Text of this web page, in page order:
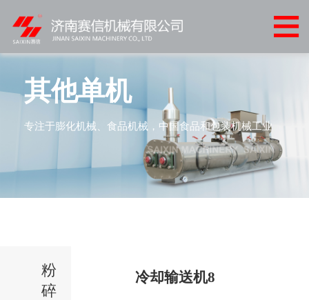
心
案
户
新
其他单机
专注于膨化机械、食品机械，中国食品和包装机械工业
粉
碎
冷却输送机8